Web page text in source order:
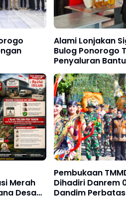
Alami Lonjakan
Bulog Ponorogo
Penyaluran
Kepada 139 Ribu
2026
Merah
Desa
Pembukaan
Dihadiri Danrem
Dandim